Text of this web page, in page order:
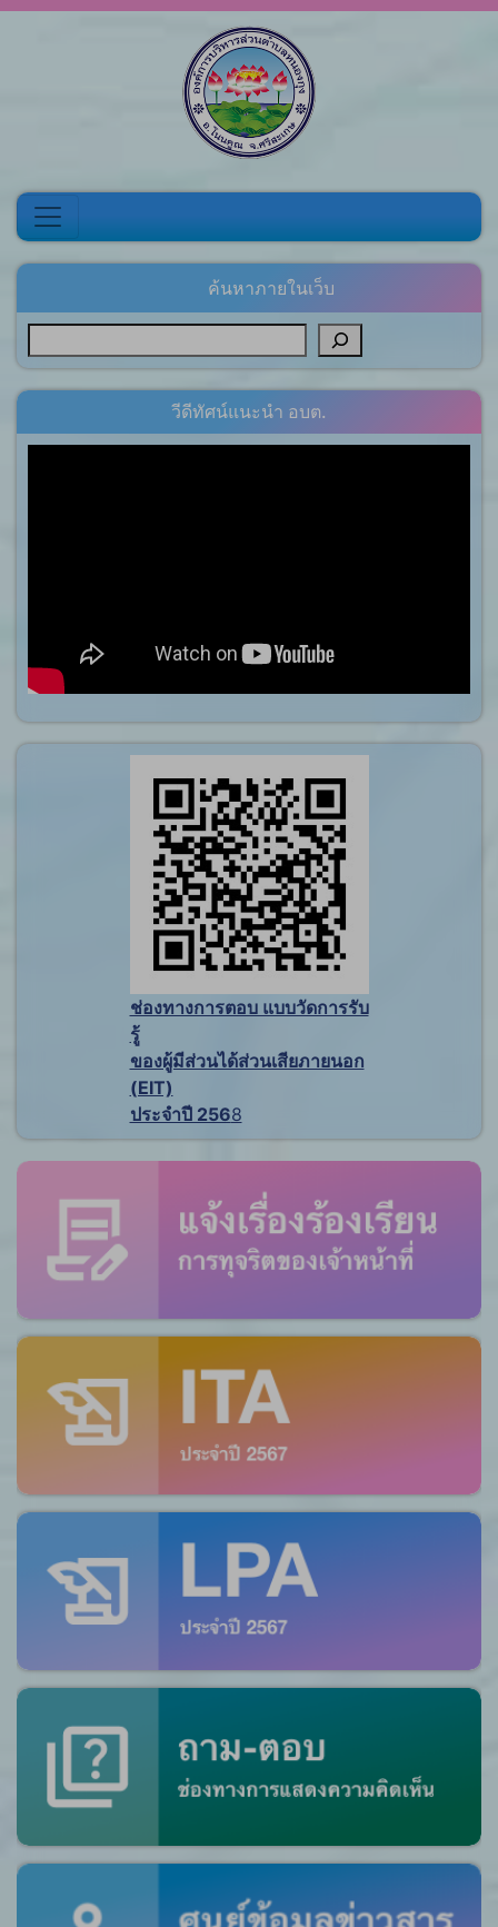
ค้นหาภายในเว็บ
วีดีทัศน์แนะนำ อบต.
ช่องทางการตอบ แบบวัดการรับ
รู้
ของผู้มีส่วนได้ส่วนเสียภายนอก
(EIT)
ประจำปี 2568